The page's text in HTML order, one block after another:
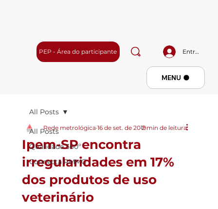
Entrar
PEP - Área do participante
Menu
MENU
All Posts
Qualidade 360º
Connecta RMMG
All Posts
Ipem-SP encontra
irregularidades em 17%
dos produtos de uso
veterinário
Rede metrológica 16 de set. de 20192 min de leitura